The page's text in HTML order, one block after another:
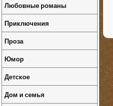
Любовные романы
Приключения
Проза
Юмор
Детское
Дом и семья